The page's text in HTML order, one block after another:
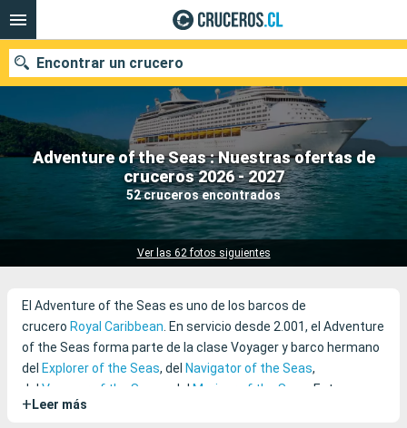
Adventure of the Seas : Nuestras ofertas de
cruceros 2026 - 2027
52 cruceros encontrados
Ver las 62 fotos siguientes
Encontrar un crucero
Nuestros destinos
Fecha de salida
El Adventure of the Seas es uno de los barcos de
crucero Royal Caribbean. En servicio desde 2.001, el Adventure
of the Seas forma parte de la clase Voyager y barco hermano
del Explorer of the Seas, del Navigator of the Seas,
del Voyager of the Seas y del Mariner of the Seas
. Este
imponente barco es famoso por sus numerosas
+ Leer más